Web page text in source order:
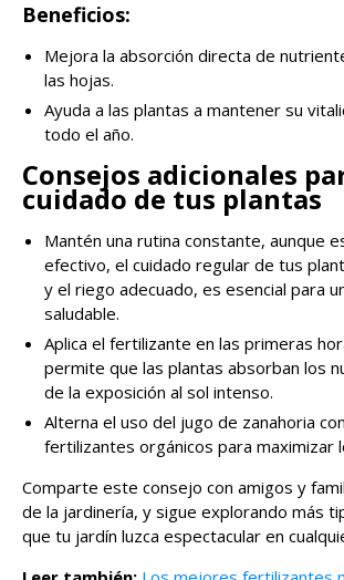
Beneficios:
Mejora la absorción directa de
las hojas.
Ayuda a las plantas a mantener su
todo el año.
Consejos adicionales
cuidado de tus plantas
Mantén una rutina constante, aunque
efectivo, el cuidado regular de tus
y el riego adecuado, es esencial para
saludable.
Aplica el fertilizante en las primeras
permite que las plantas absorban los
de la exposición al sol intenso.
Alterna el uso del jugo de zanahoria
fertilizantes orgánicos para maximizar
Comparte este consejo con amigos y
de la jardinería, y sigue explorando más
que tu jardín luzca espectacular en